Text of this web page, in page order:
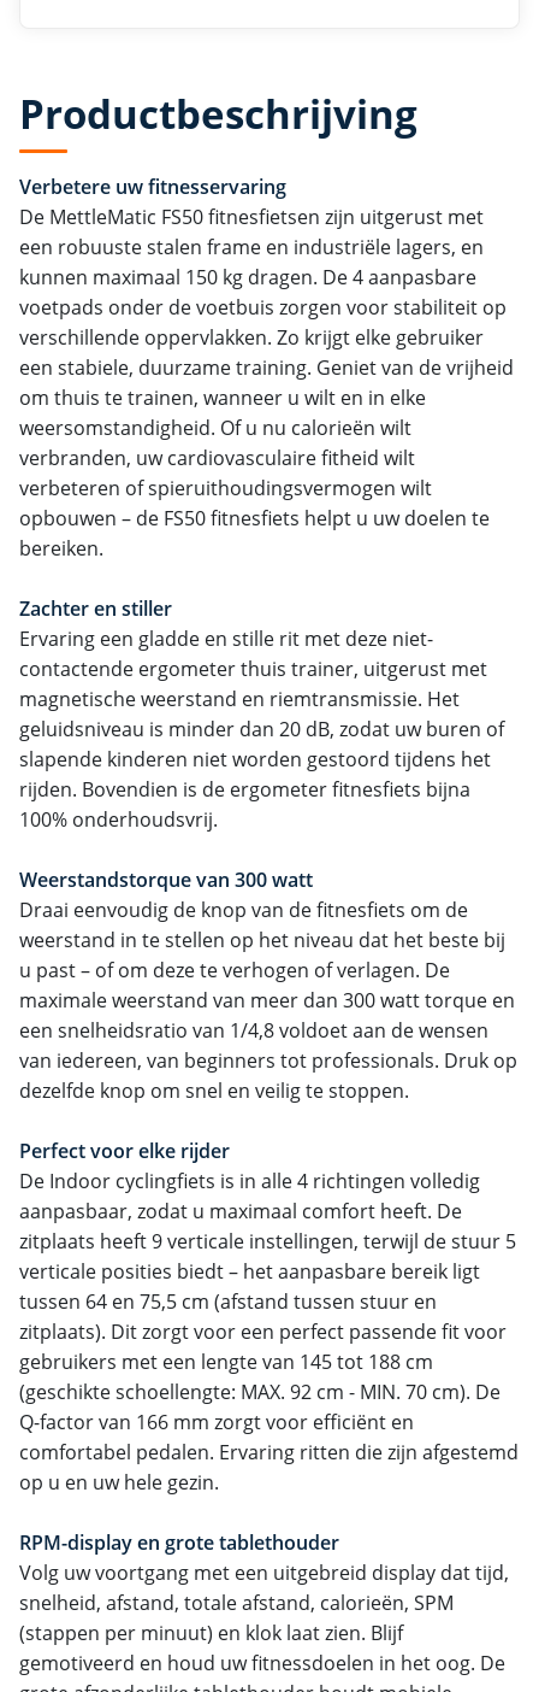
Productbeschrijving
Verbetere uw fitnesservaring
De MettleMatic FS50 fitnesfietsen zijn uitgerust met
een robuuste stalen frame en industriële lagers, en
kunnen maximaal 150 kg dragen. De 4 aanpasbare
voetpads onder de voetbuis zorgen voor stabiliteit op
verschillende oppervlakken. Zo krijgt elke gebruiker
een stabiele, duurzame training. Geniet van de vrijheid
om thuis te trainen, wanneer u wilt en in elke
weersomstandigheid. Of u nu calorieën wilt
verbranden, uw cardiovasculaire fitheid wilt
verbeteren of spieruithoudingsvermogen wilt
opbouwen – de FS50 fitnesfiets helpt u uw doelen te
bereiken.
Zachter en stiller
Ervaring een gladde en stille rit met deze niet-
contactende ergometer thuis trainer, uitgerust met
magnetische weerstand en riemtransmissie. Het
geluidsniveau is minder dan 20 dB, zodat uw buren of
slapende kinderen niet worden gestoord tijdens het
rijden. Bovendien is de ergometer fitnesfiets bijna
100% onderhoudsvrij.
Weerstandstorque van 300 watt
Draai eenvoudig de knop van de fitnesfiets om de
weerstand in te stellen op het niveau dat het beste bij
u past – of om deze te verhogen of verlagen. De
maximale weerstand van meer dan 300 watt torque en
een snelheidsratio van 1/4,8 voldoet aan de wensen
van iedereen, van beginners tot professionals. Druk op
dezelfde knop om snel en veilig te stoppen.
Perfect voor elke rijder
De Indoor cyclingfiets is in alle 4 richtingen volledig
aanpasbaar, zodat u maximaal comfort heeft. De
zitplaats heeft 9 verticale instellingen, terwijl de stuur 5
verticale posities biedt – het aanpasbare bereik ligt
tussen 64 en 75,5 cm (afstand tussen stuur en
zitplaats). Dit zorgt voor een perfect passende fit voor
gebruikers met een lengte van 145 tot 188 cm
(geschikte schoellengte: MAX. 92 cm - MIN. 70 cm). De
Q-factor van 166 mm zorgt voor efficiënt en
comfortabel pedalen. Ervaring ritten die zijn afgestemd
op u en uw hele gezin.
RPM-display en grote tablethouder
Volg uw voortgang met een uitgebreid display dat tijd,
snelheid, afstand, totale afstand, calorieën, SPM
(stappen per minuut) en klok laat zien. Blijf
gemotiveerd en houd uw fitnessdoelen in het oog. De